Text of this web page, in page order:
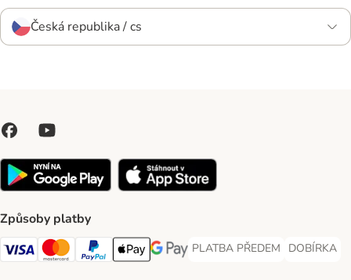
Česká republika / cs
Způsoby platby
Visa Payment Method
Mastercard Payment Method
PayPal Payment Method
Apple pay Payment Method
GooglePay Payment Method
PLATBA PŘEDEM
PLATBA PŘEDEM Payment
DOBÍRKA
DOBÍRKA